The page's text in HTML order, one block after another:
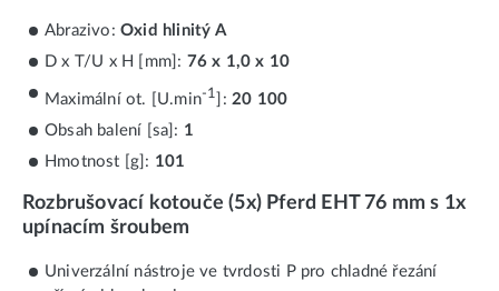
Abrazivo: Oxid hlinitý A
D x T/U x H [mm]: 76 x 1,0 x 10
Maximální ot. [U.min-1 ]:20 100
Obsah balení [sa]: 1
Hmotnost [g]: 101
Rozbrušovací kotouče (5x) Pferd EHT 76 mm s 1x
upínacím šroubem
Univerzální nástroje ve tvrdosti P pro chladné řezání